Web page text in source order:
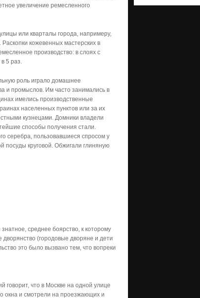
увеличение ремесленного
или кварталы города, напримеру,
кожевенных мастерских в
производство: в слоях с
5 раз.
роль играло домашнее
и промыслов. Им часто занимались в
имелись производственные
населенных пунктов или за их
кузнецами. Домники владели
способы получения стали.
серебра, пользовавшиеся спросом у
посуды круговой. Обжигали глиняную
среднее боярство, к которому
(городовые дворяне и дети
это было вызвано тем, что вопреки
говорит, что в Москве на одной улице
окна и смотрели на проезжающих и